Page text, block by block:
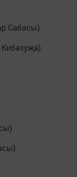
Сабасы)